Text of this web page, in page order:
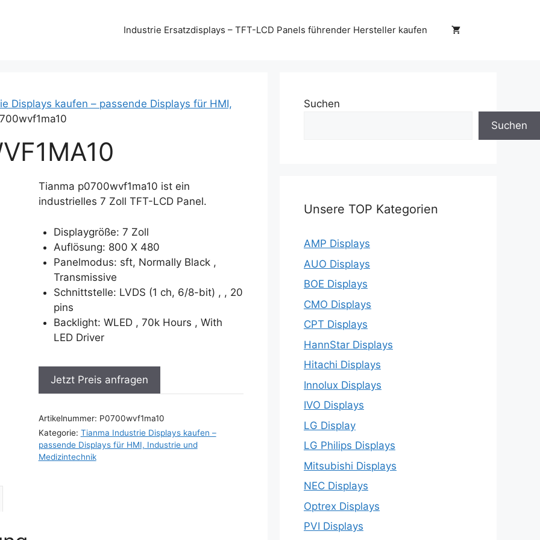
Industrie Ersatzdisplays – TFT-LCD Panels führender Hersteller kaufen
Displays kaufen – passende Displays für HMI,
Tianma p0700wvf1ma10 ist ein
industrielles 7 Zoll TFT-LCD Panel.
Displaygröße: 7 Zoll
Auflösung: 800 X 480
Panelmodus: sft, Normally Black ,
Transmissive
Schnittstelle: LVDS (1 ch, 6/8-bit) , , 20
pins
Backlight: WLED , 70k Hours , With
LED Driver
Jetzt Preis anfragen
Artikelnummer: P0700wvf1ma10
Kategorie: Tianma Industrie Displays kaufen –
passende Displays für HMI, Industrie und
Medizintechnik
Suchen
Suchen
Unsere TOP Kategorien
AMP Displays
AUO Displays
BOE Displays
CMO Displays
CPT Displays
HannStar Displays
Hitachi Displays
Innolux Displays
IVO Displays
LG Display
LG Philips Displays
Mitsubishi Displays
NEC Displays
Optrex Displays
PVI Displays